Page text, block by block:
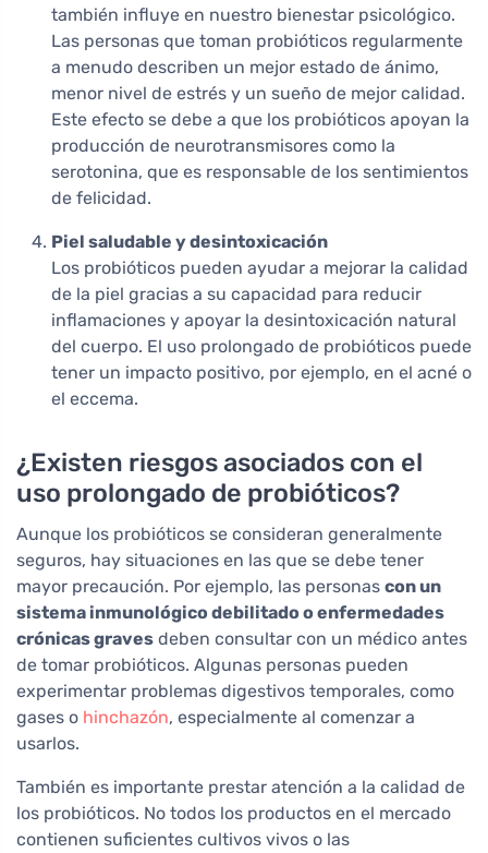
también influye en nuestro bienestar psicológico.
Las personas que toman probióticos regularmente
a menudo describen un mejor estado de ánimo,
menor nivel de estrés y un sueño de mejor calidad.
Este efecto se debe a que los probióticos apoyan la
producción de neurotransmisores como la
serotonina, que es responsable de los sentimientos
de felicidad.
Piel saludable y desintoxicación
Los probióticos pueden ayudar a mejorar la calidad
de la piel gracias a su capacidad para reducir
inflamaciones y apoyar la desintoxicación natural
del cuerpo. El uso prolongado de probióticos puede
tener un impacto positivo, por ejemplo, en el acné o
el eccema.
¿Existen riesgos asociados con el
uso prolongado de probióticos?
Aunque los probióticos se consideran generalmente
seguros, hay situaciones en las que se debe tener
mayor precaución. Por ejemplo, las personas con un
sistema inmunológico debilitado o enfermedades
crónicas graves deben consultar con un médico antes
de tomar probióticos. Algunas personas pueden
experimentar problemas digestivos temporales, como
gases o hinchazón, especialmente al comenzar a
usarlos.
También es importante prestar atención a la calidad de
los probióticos. No todos los productos en el mercado
contienen suficientes cultivos vivos o las